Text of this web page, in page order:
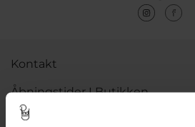
Kontakt
Åbningstider I Butikken
Information